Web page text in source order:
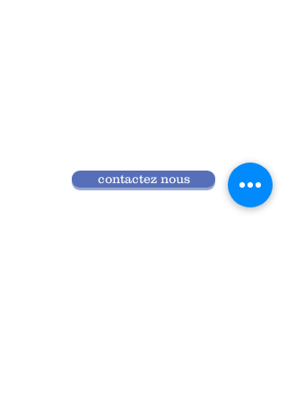
contactez nous